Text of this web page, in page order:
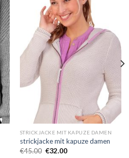
STRICKJACKE MIT KAPUZE DAMEN
strickjacke mit kapuze damen
€45.00 €32.00